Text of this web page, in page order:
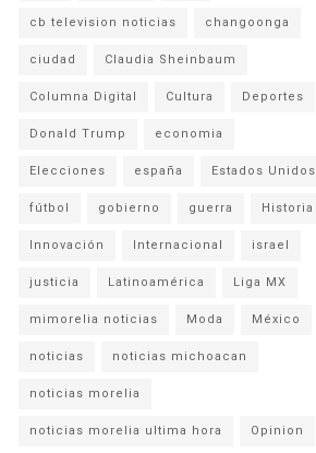
cb television noticias changoonga
ciudad Claudia Sheinbaum
Columna Digital Cultura Deportes
Donald Trump economia
Elecciones españa Estados Unidos
fútbol gobierno guerra Historia
Innovación Internacional israel
justicia Latinoamérica Liga MX
mimorelia noticias Moda México
noticias noticias michoacan
noticias morelia
noticias morelia ultima hora Opinion